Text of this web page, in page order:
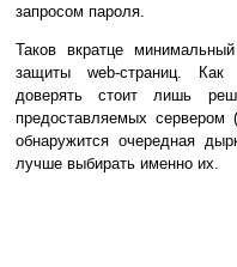
запросом пароля.
Таков вкратце
защиты web-страниц. Как
доверять стоит лишь
предоставляемых
обнаружится очередная
лучше выбирать именно их.